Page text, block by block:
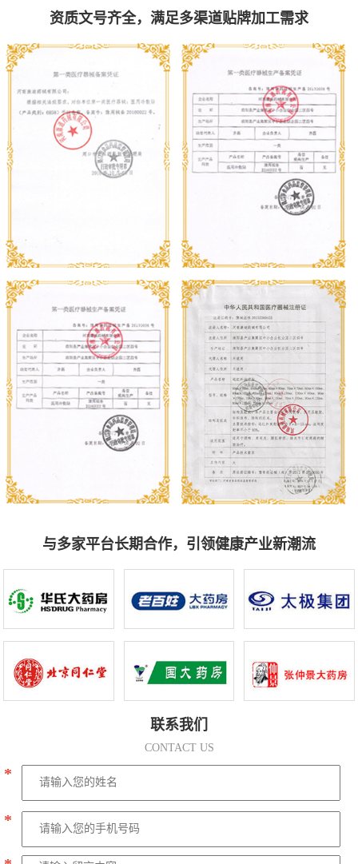
资质文号齐全，满足多渠道贴牌加工需求
与多家平台长期合作，引领健康产业新潮流
联系我们
CONTACT US
*
*